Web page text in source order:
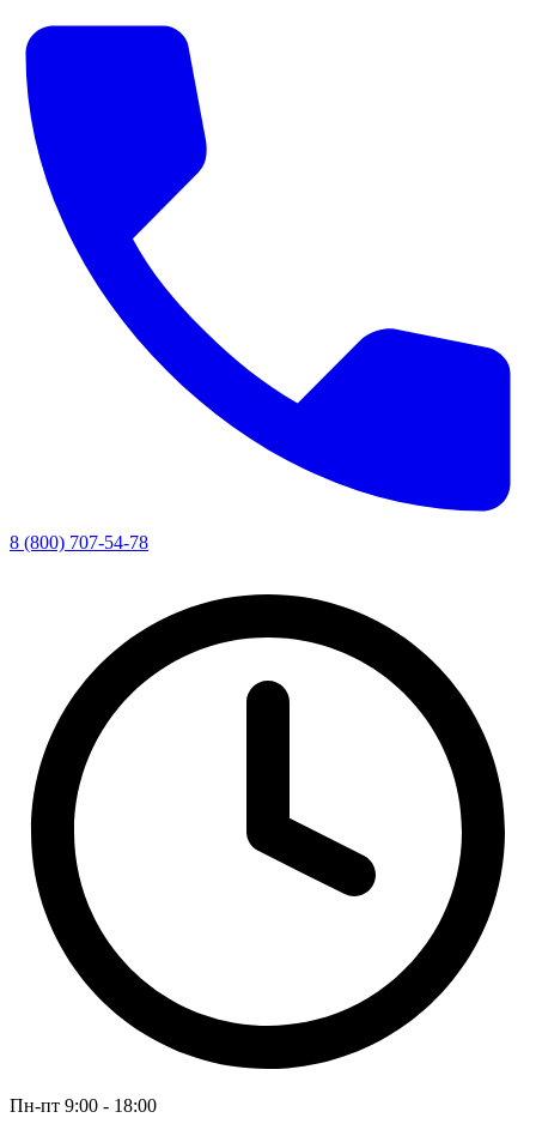
8 (800) 707-54-78
Пн-пт 9:00 - 18:00